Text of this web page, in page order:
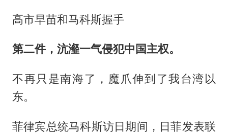
高市早苗和马科斯握手
第二件，沆瀣一气侵犯中国主权。
不再只是南海了，魔爪伸到了我台湾以
东。
菲律宾总统马科斯访日期间，日菲发表联